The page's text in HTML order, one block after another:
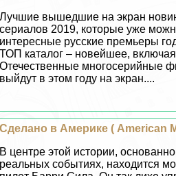
Лучшие вышедшие на экран
сериалов 2019, которые уже
интересные русские премьеры
ТОП каталог – новейшее,
Отечественные многосерийные
выйдут в этом году на экран....
Сделано в Америке ( American
В центре этой истории,
реальных событиях, находится